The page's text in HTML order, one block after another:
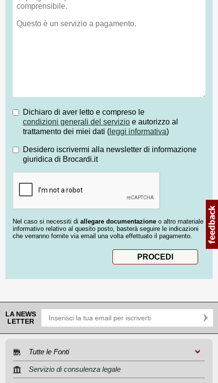
Dichiaro di aver letto e compreso le
condizioni generali del servizio e autorizzo al
trattamento dei miei dati ( leggi informativa)
Desidero iscrivermi alla newsletter di informazione
giuridica di Brocardi.it
Nel caso si necessiti di allegare documentazione o altro materiale
informativo relativo al quesito posto, basterà seguire le indicazioni
che verranno fornite via email una volta effettuato il pagamento.
LA NEWS
LETTER
Tutte le Fonti
Servizio di consulenza legale